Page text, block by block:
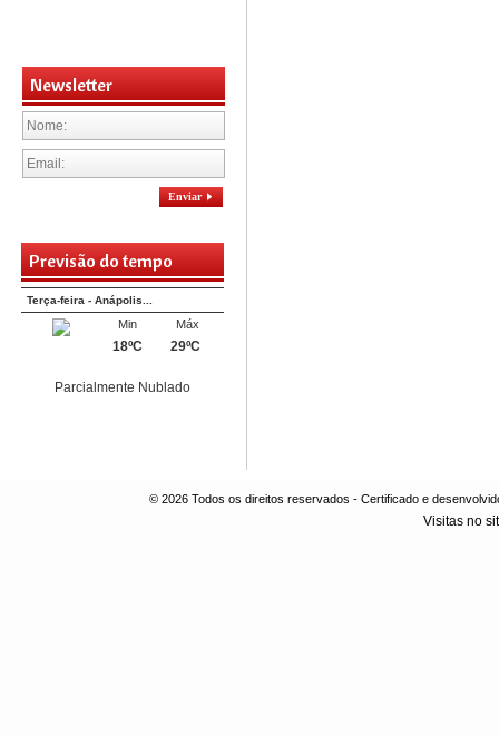
Newsletter
Enviar
Previsão do tempo
Terça-feira - Anápolis...
Máx
29ºC
Min
18ºC
Parcialmente Nublado
© 2026 Todos os direitos reservados - Certificado e
Visitas no